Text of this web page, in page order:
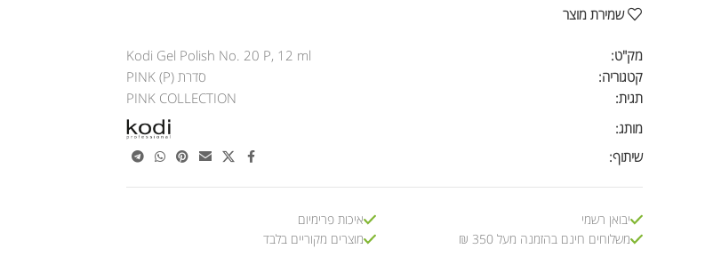
שמירת מוצר
מק"ט:
Kodi Gel Polish No. 20 P, 12 ml
קטגוריה:
סדרת PINK (P)
תגית:
PINK COLLECTION
מותג:
שיתוף:
יבואן רשמי
משלוחים חינם בהזמנה מעל 350 ₪
איכות פרימיום
מוצרים מקוריים בלבד